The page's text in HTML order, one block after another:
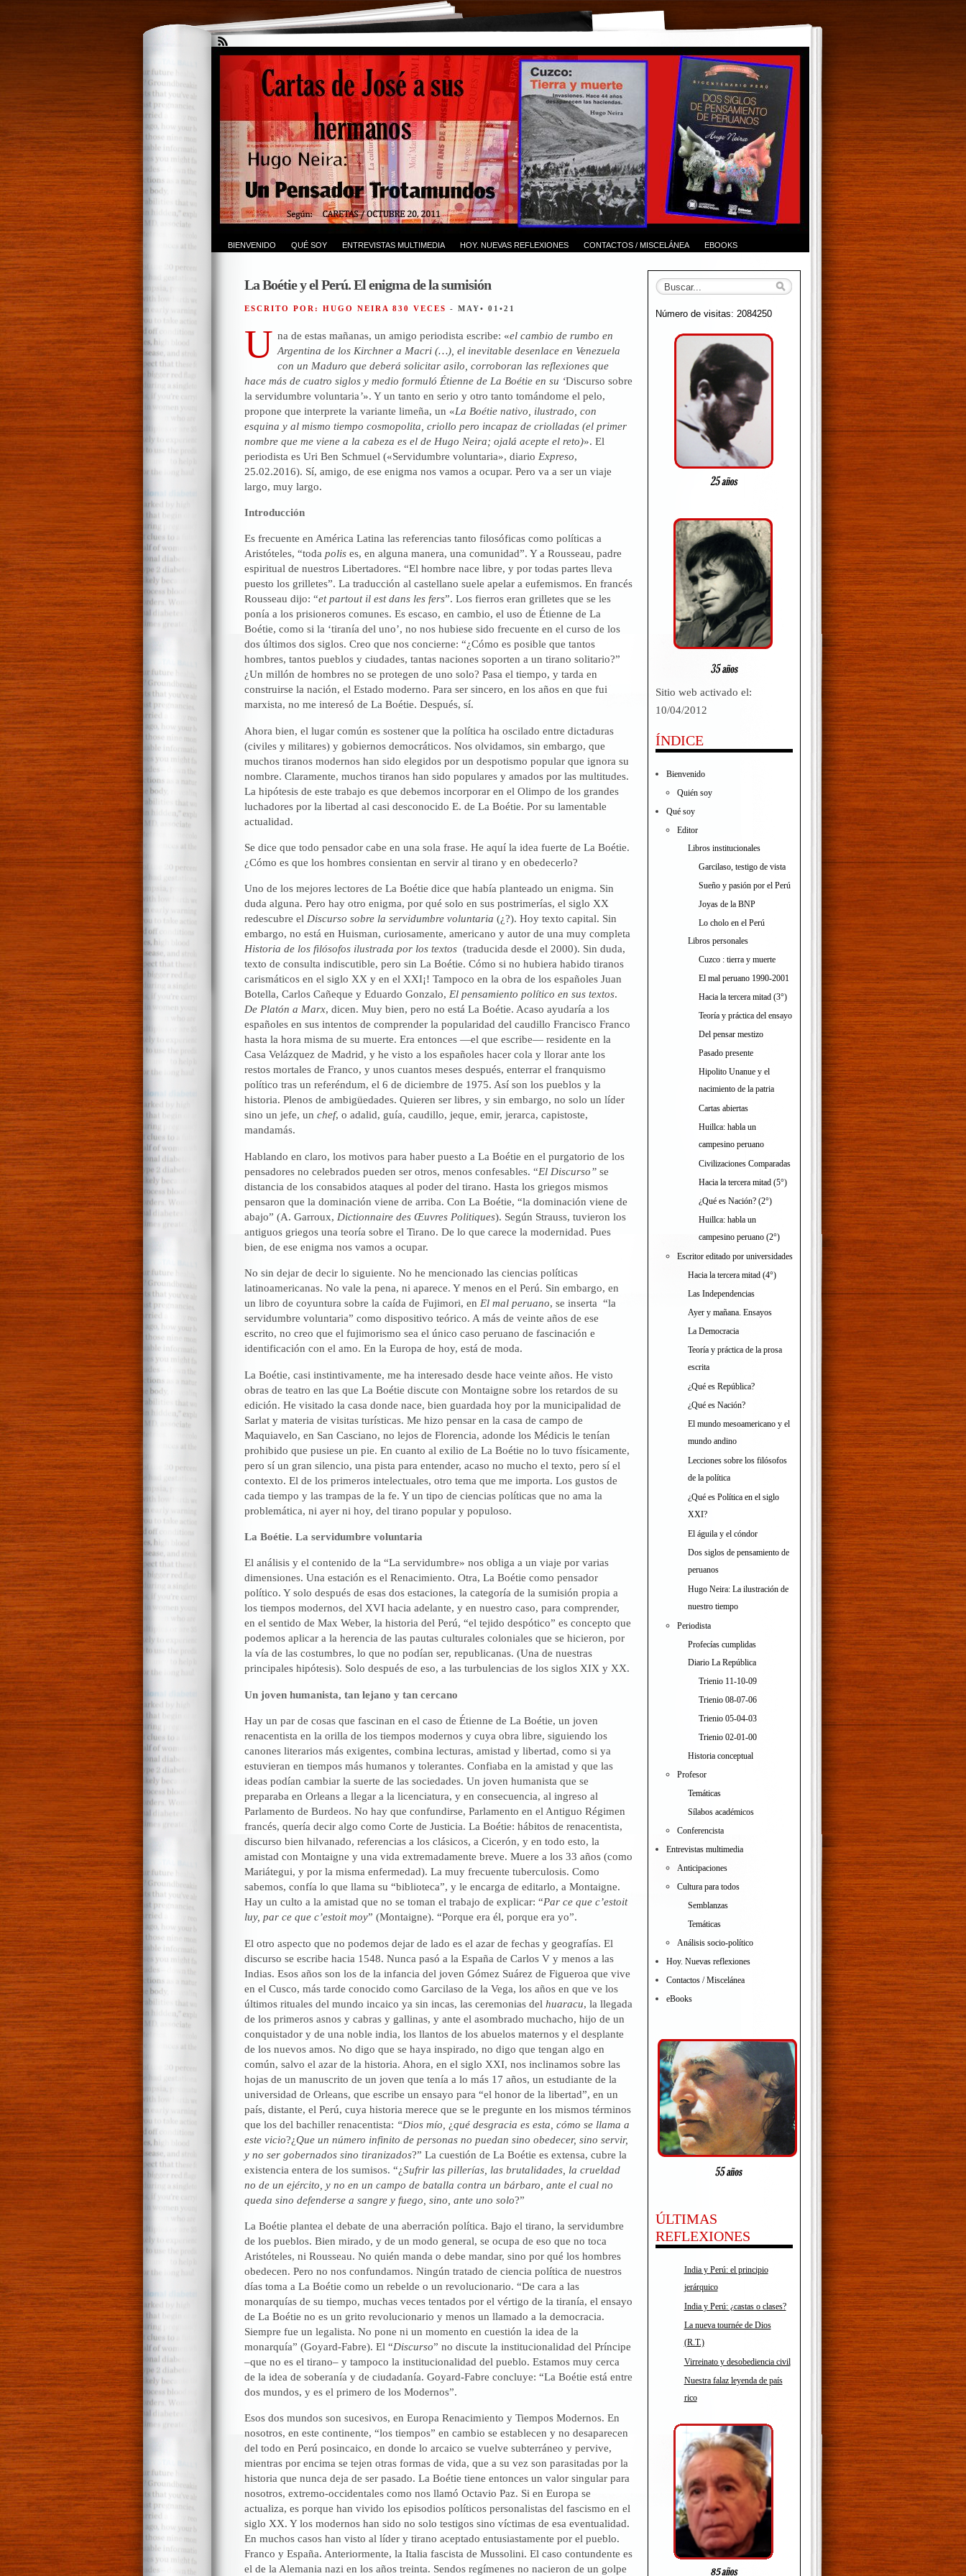
BIENVENIDO QUÉ SOY ENTREVISTAS MULTIMEDIA HOY. NUEVAS REFLEXIONES CONTACTOS / MISCELÁNEA EBOOKS
La Boétie y el Perú. El enigma de la sumisión
ESCRITO POR: HUGO NEIRA 830 VECES - MAY• 01•21
U na de estas mañanas, un amigo periodista escribe: «el cambio de rumbo en
Argentina de los Kirchner a Macri (…), el inevitable desenlace en Venezuela
con un Maduro que deberá solicitar asilo, corroboran las reflexiones que
hace más de cuatro siglos y medio formuló Étienne de La Boétie en su ‘Discurso sobre
la servidumbre voluntaria’». Y un tanto en serio y otro tanto tomándome el pelo,
propone que interprete la variante limeña, un «La Boétie nativo, ilustrado, con
esquina y al mismo tiempo cosmopolita, criollo pero incapaz de criolladas (el primer
nombre que me viene a la cabeza es el de Hugo Neira; ojalá acepte el reto)». El
periodista es Uri Ben Schmuel («Servidumbre voluntaria», diario Expreso,
25.02.2016). Sí, amigo, de ese enigma nos vamos a ocupar. Pero va a ser un viaje
largo, muy largo.
Introducción
Es frecuente en América Latina las referencias tanto filosóficas como políticas a
Aristóteles, “toda polises, en alguna manera, una comunidad”. Y a Rousseau, padre
espiritual de nuestros Libertadores. “El hombre nace libre, y por todas partes lleva
puesto los grilletes”. La traducción al castellano suele apelar a eufemismos. En francés
Rousseau dijo: “et partout il est dans les fers”. Los fierros eran grilletes que se les
ponía a los prisioneros comunes. Es escaso, en cambio, el uso de Étienne de La
Boétie, como si la ‘tiranía del uno’, no nos hubiese sido frecuente en el curso de los
dos últimos dos siglos. Creo que nos concierne: “¿Cómo es posible que tantos
hombres, tantos pueblos y ciudades, tantas naciones soporten a un tirano solitario?”
¿Un millón de hombres no se protegen de uno solo? Pasa el tiempo, y tarda en
construirse la nación, el Estado moderno. Para ser sincero, en los años en que fui
marxista, no me interesó de La Boétie. Después, sí.
Ahora bien, el lugar común es sostener que la política ha oscilado entre dictaduras
(civiles y militares) y gobiernos democráticos. Nos olvidamos, sin embargo, que
muchos tiranos modernos han sido elegidos por un despotismo popular que ignora su
nombre. Claramente, muchos tiranos han sido populares y amados por las multitudes.
La hipótesis de este trabajo es que debemos incorporar en el Olimpo de los grandes
luchadores por la libertad al casi desconocido E. de La Boétie. Por su lamentable
actualidad.
Se dice que todo pensador cabe en una sola frase. He aquí la idea fuerte de La Boétie.
¿Cómo es que los hombres consientan en servir al tirano y en obedecerlo?
Uno de los mejores lectores de La Boétie dice que había planteado un enigma. Sin
duda alguna. Pero hay otro enigma, por qué solo en sus postrimerías, el siglo XX
redescubre el Discurso sobre la servidumbre voluntaria (¿?). Hoy texto capital. Sin
embargo, no está en Huisman, curiosamente, americano y autor de una muy completa
Historia de los filósofos ilustrada por los textos(traducida desde el 2000). Sin duda,
texto de consulta indiscutible, pero sin La Boétie. Cómo si no hubiera habido tiranos
carismáticos en el siglo XX y en el XXI¡! Tampoco en la obra de los españoles Juan
Botella, Carlos Cañeque y Eduardo Gonzalo, El pensamiento político en sus textos.
De Platón a Marx, dicen. Muy bien, pero no está La Boétie. Acaso ayudaría a los
españoles en sus intentos de comprender la popularidad del caudillo Francisco Franco
hasta la hora misma de su muerte. Era entonces —el que escribe— residente en la
Casa Velázquez de Madrid, y he visto a los españoles hacer cola y llorar ante los
restos mortales de Franco, y unos cuantos meses después, enterrar el franquismo
político tras un referéndum, el 6 de diciembre de 1975. Así son los pueblos y la
historia. Plenos de ambigüedades. Quieren ser libres, y sin embargo, no solo un líder
sino un jefe, un chef, o adalid, guía, caudillo, jeque, emir, jerarca, capistoste,
mandamás.
Hablando en claro, los motivos para haber puesto a La Boétie en el purgatorio de los
pensadores no celebrados pueden ser otros, menos confesables. “El Discurso”se
distancia de los consabidos ataques al poder del tirano. Hasta los griegos mismos
pensaron que la dominación viene de arriba. Con La Boétie, “la dominación viene de
abajo” (A. Garroux, Dictionnaire des Œuvres Politiques). Según Strauss, tuvieron los
antiguos griegos una teoría sobre el Tirano. De lo que carece la modernidad. Pues
bien, de ese enigma nos vamos a ocupar.
No sin dejar de decir lo siguiente. No he mencionado las ciencias políticas
latinoamericanas. No vale la pena, ni aparece. Y menos en el Perú. Sin embargo, en
un libro de coyuntura sobre la caída de Fujimori, en El mal peruano, se inserta “la
servidumbre voluntaria” como dispositivo teórico. A más de veinte años de ese
escrito, no creo que el fujimorismo sea el único caso peruano de fascinación e
identificación con el amo. En la Europa de hoy, está de moda.
La Boétie, casi instintivamente, me ha interesado desde hace veinte años. He visto
obras de teatro en las que La Boétie discute con Montaigne sobre los retardos de su
edición. He visitado la casa donde nace, bien guardada hoy por la municipalidad de
Sarlat y materia de visitas turísticas. Me hizo pensar en la casa de campo de
Maquiavelo, en San Casciano, no lejos de Florencia, adonde los Médicis le tenían
prohibido que pusiese un pie. En cuanto al exilio de La Boétie no lo tuvo físicamente,
pero sí un gran silencio, una pista para entender, acaso no mucho el texto, pero sí el
contexto. El de los primeros intelectuales, otro tema que me importa. Los gustos de
cada tiempo y las trampas de la fe. Y un tipo de ciencias políticas que no ama la
problemática, ni ayer ni hoy, del tirano popular y populoso.
La Boétie. La servidumbre voluntaria
El análisis y el contenido de la “La servidumbre» nos obliga a un viaje por varias
dimensiones. Una estación es el Renacimiento. Otra, La Boétie como pensador
político. Y solo después de esas dos estaciones, la categoría de la sumisión propia a
los tiempos modernos, del XVI hacia adelante, y en nuestro caso, para comprender,
en el sentido de Max Weber, la historia del Perú, “el tejido despótico” es concepto que
podemos aplicar a la herencia de las pautas culturales coloniales que se hicieron, por
la vía de las costumbres, lo que no podían ser, republicanas. (Una de nuestras
principales hipótesis). Solo después de eso, a las turbulencias de los siglos XIX y XX.
Un joven humanista, tan lejano y tan cercano
Hay un par de cosas que fascinan en el caso de Étienne de La Boétie, un joven
renacentista en la orilla de los tiempos modernos y cuya obra libre, siguiendo los
canones literarios más exigentes, combina lecturas, amistad y libertad, como si ya
estuvieran en tiempos más humanos y tolerantes. Confiaba en la amistad y que las
ideas podían cambiar la suerte de las sociedades. Un joven humanista que se
preparaba en Orleans a llegar a la licenciatura, y en consecuencia, al ingreso al
Parlamento de Burdeos. No hay que confundirse, Parlamento en el Antiguo Régimen
francés, quería decir algo como Corte de Justicia. La Boétie: hábitos de renacentista,
discurso bien hilvanado, referencias a los clásicos, a Cicerón, y en todo esto, la
amistad con Montaigne y una vida extremadamente breve. Muere a los 33 años (como
Mariátegui, y por la misma enfermedad). La muy frecuente tuberculosis. Como
sabemos, confía lo que llama su “biblioteca”, y le encarga de editarlo, a Montaigne.
Hay un culto a la amistad que no se toman el trabajo de explicar: “Par ce que c’estoit
luy, par ce que c’estoit moy” (Montaigne). “Porque era él, porque era yo”.
El otro aspecto que no podemos dejar de lado es el azar de fechas y geografías. El
discurso se escribe hacia 1548. Nunca pasó a la España de Carlos V y menos a las
Indias. Esos años son los de la infancia del joven Gómez Suárez de Figueroa que vive
en el Cusco, más tarde conocido como Garcilaso de la Vega, los años en que ve los
últimos rituales del mundo incaico ya sin incas, las ceremonias del huaracu, la llegada
de los primeros asnos y cabras y gallinas, y ante el asombrado muchacho, hijo de un
conquistador y de una noble india, los llantos de los abuelos maternos y el desplante
de los nuevos amos. No digo que se haya inspirado, no digo que tengan algo en
común, salvo el azar de la historia. Ahora, en el siglo XXI, nos inclinamos sobre las
hojas de un manuscrito de un joven que tenía a lo más 17 años, un estudiante de la
universidad de Orleans, que escribe un ensayo para “el honor de la libertad”, en un
país, distante, el Perú, cuya historia merece que se le pregunte en los mismos términos
que los del bachiller renacentista: “Dios mío, ¿qué desgracia es esta, cómo se llama a
este vicio?¿Que un número infinito de personas no puedan sino obedecer, sino servir,
y no ser gobernados sino tiranizados?” La cuestión de La Boétie es extensa, cubre la
existencia entera de los sumisos. “¿Sufrir las pillerías, las brutalidades, la crueldad
no de un ejército, y no en un campo de batalla contra un bárbaro, ante el cual no
queda sino defenderse a sangre y fuego, sino, ante uno solo?”
La Boétie plantea el debate de una aberración política. Bajo el tirano, la servidumbre
de los pueblos. Bien mirado, y de un modo general, se ocupa de eso que no toca
Aristóteles, ni Rousseau. No quién manda o debe mandar, sino por qué los hombres
obedecen. Pero no nos confundamos. Ningún tratado de ciencia política de nuestros
días toma a La Boétie como un rebelde o un revolucionario. “De cara a las
monarquías de su tiempo, muchas veces tentados por el vértigo de la tiranía, el ensayo
de La Boétie no es un grito revolucionario y menos un llamado a la democracia.
Siempre fue un legalista. No pone ni un momento en cuestión la idea de la
monarquía” (Goyard-Fabre). El “Discurso” no discute la institucionalidad del Príncipe
–que no es el tirano– y tampoco la institucionalidad del pueblo. Estamos muy cerca
de la idea de soberanía y de ciudadanía. Goyard-Fabre concluye: “La Boétie está entre
dos mundos, y es el primero de los Modernos”.
Esos dos mundos son sucesivos, en Europa Renacimiento y Tiempos Modernos. En
nosotros, en este continente, “los tiempos” en cambio se establecen y no desaparecen
del todo en Perú posincaico, en donde lo arcaico se vuelve subterráneo y pervive,
mientras por encima se tejen otras formas de vida, que a su vez son parasitadas por la
historia que nunca deja de ser pasado. La Boétie tiene entonces un valor singular para
nosotros, extremo-occidentales como nos llamó Octavio Paz. Si en Europa se
actualiza, es porque han vivido los episodios políticos personalistas del fascismo en el
siglo XX. Y los modernos han sido no solo testigos sino víctimas de esa eventualidad.
En muchos casos han visto al líder y tirano aceptado entusiastamente por el pueblo.
Franco y España. Anteriormente, la Italia fascista de Mussolini. El caso contundente es
el de la Alemania nazi en los años treinta. Sendos regímenes no nacieron de un golpe
Número de visitas: 2084250
Sitio web activado el:
10/04/2012
ÍNDICE
Bienvenido
Quién soy
Qué soy
Editor
Libros institucionales
Garcilaso, testigo de vista
Sueño y pasión por el Perú
Joyas de la BNP
Lo cholo en el Perú
Libros personales
Cuzco : tierra y muerte
El mal peruano 1990-2001
Hacia la tercera mitad (3°)
Teoría y práctica del ensayo
Del pensar mestizo
Pasado presente
Hipolito Unanue y el
nacimiento de la patria
Cartas abiertas
Huillca: habla un
campesino peruano
Civilizaciones Comparadas
Hacia la tercera mitad (5°)
¿Qué es Nación? (2°)
Huillca: habla un
campesino peruano (2°)
Escritor editado por universidades
Hacia la tercera mitad (4°)
Las Independencias
Ayer y mañana. Ensayos
La Democracia
Teoría y práctica de la prosa
escrita
¿Qué es República?
¿Qué es Nación?
El mundo mesoamericano y el
mundo andino
Lecciones sobre los filósofos
de la política
¿Qué es Política en el siglo
XXI?
El águila y el cóndor
Dos siglos de pensamiento de
peruanos
Hugo Neira: La ilustración de
nuestro tiempo
Periodista
Profecías cumplidas
Diario La República
Trienio 11-10-09
Trienio 08-07-06
Trienio 05-04-03
Trienio 02-01-00
Historia conceptual
Profesor
Temáticas
Sílabos académicos
Conferencista
Entrevistas multimedia
Anticipaciones
Cultura para todos
Semblanzas
Temáticas
Análisis socio-político
Hoy. Nuevas reflexiones
Contactos / Miscelánea
eBooks
ÚLTIMAS
REFLEXIONES
India y Perú: el principio
jerárquico
India y Perú: ¿castas o clases?
La nueva tournée de Dios
(R.T.)
Virreinato y desobediencia civil
Nuestra falaz leyenda de país
rico